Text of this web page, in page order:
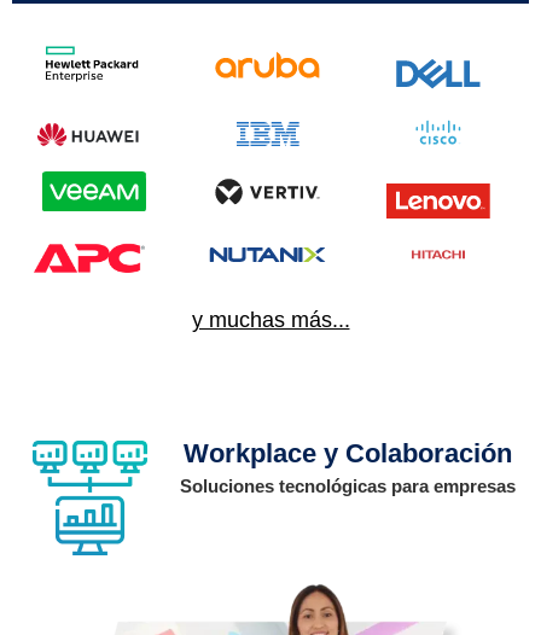
y muchas más...
Workplace y Colaboración
Soluciones tecnológicas para empresas